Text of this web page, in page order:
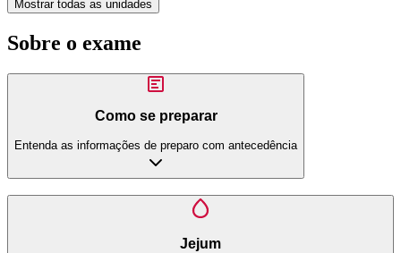
Mostrar todas as unidades
Sobre o exame
Como se preparar
Entenda as informações de preparo com antecedência
Jejum